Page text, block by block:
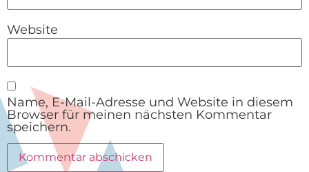
Website
Name, E-Mail-Adresse und Website in diesem
Browser für meinen nächsten Kommentar
speichern.